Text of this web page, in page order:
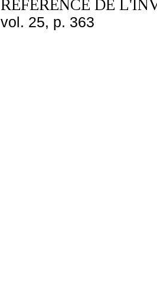
REFERENCE DE
vol. 25, p. 363